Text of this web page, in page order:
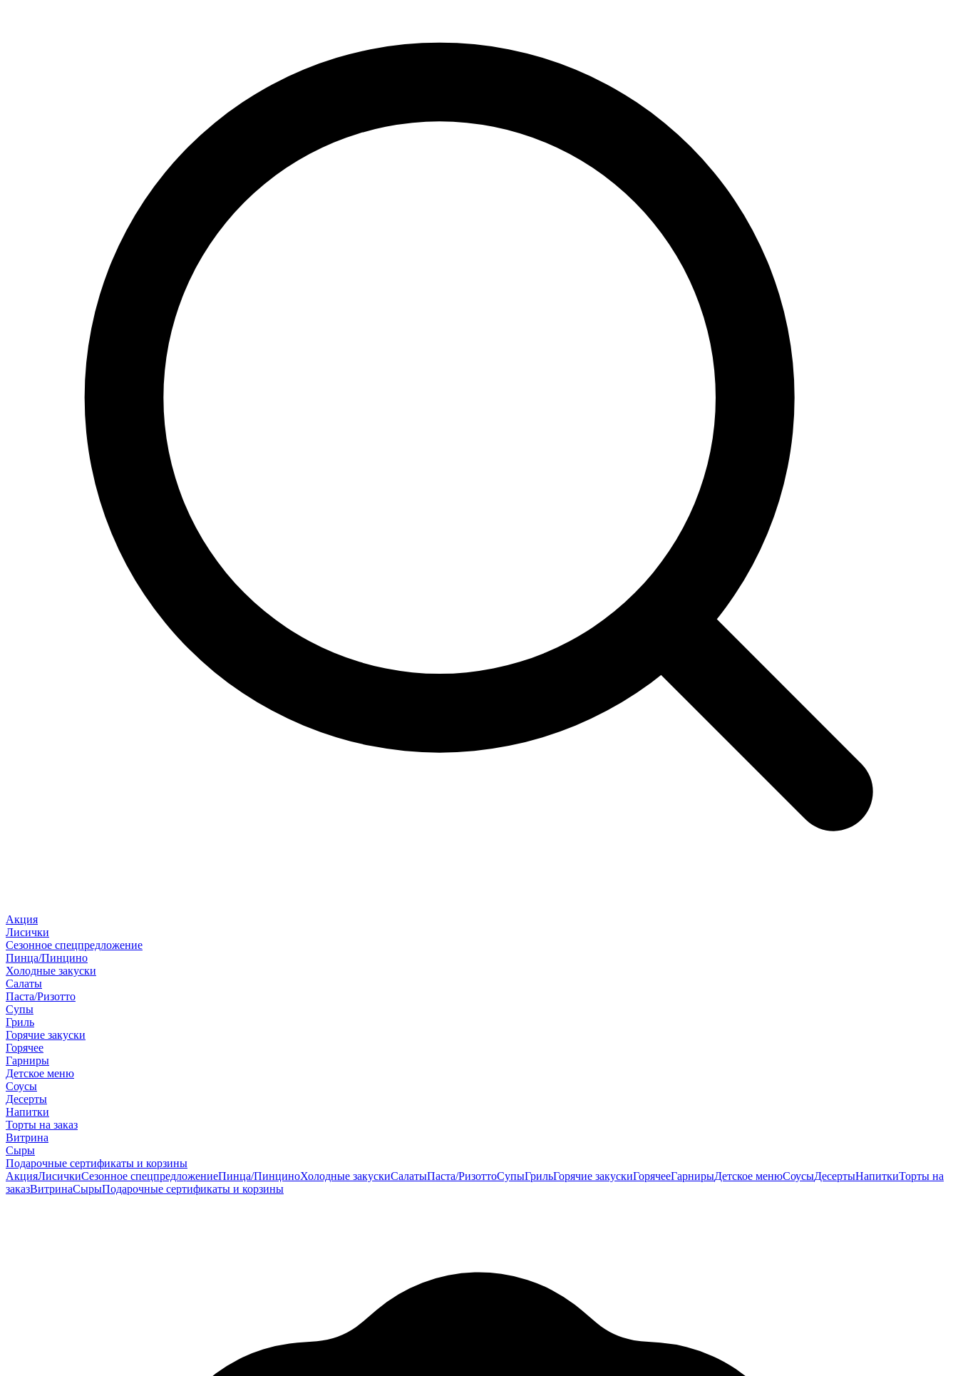
Акция
Лисички
Сезонное спецпредложение
Пинца/Пинцино
Холодные закуски
Салаты
Паста/Ризотто
Супы
Гриль
Горячие закуски
Горячее
Гарниры
Детское меню
Соусы
Десерты
Напитки
Торты на заказ
Витрина
Сыры
Подарочные сертификаты и корзины
АкцияЛисичкиСезонное спецпредложениеПинца/ПинциноХолодные закускиСалатыПаста/РизоттоСупыГрильГорячие закускиГорячееГарнирыДетское менюСоусыДесертыНапиткиТорты на
заказВитринаСырыПодарочные сертификаты и корзины